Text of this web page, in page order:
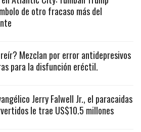
de otro fracaso más del
Mezclan por error antidepresivos
para la disfunción eréctil.
Jerry Falwell Jr., el paracaidas
le trae US$10.5 millones